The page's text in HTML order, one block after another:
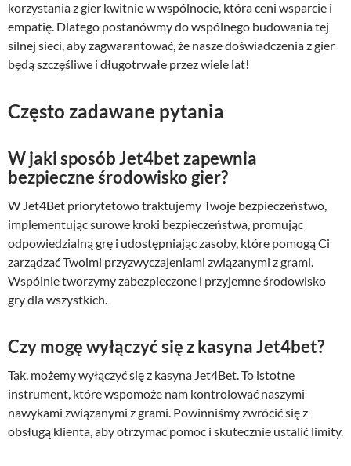
korzystania z gier kwitnie w wspólnocie, która ceni wsparcie i
empatię. Dlatego postanówmy do wspólnego budowania tej
silnej sieci, aby zagwarantować, że nasze doświadczenia z gier
będą szczęśliwe i długotrwałe przez wiele lat!
Często zadawane pytania
W jaki sposób Jet4bet zapewnia
bezpieczne środowisko gier?
W Jet4Bet priorytetowo traktujemy Twoje bezpieczeństwo,
implementując surowe kroki bezpieczeństwa, promując
odpowiedzialną grę i udostępniając zasoby, które pomogą Ci
zarządzać Twoimi przyzwyczajeniami związanymi z grami.
Wspólnie tworzymy zabezpieczone i przyjemne środowisko
gry dla wszystkich.
Czy mogę wyłączyć się z kasyna Jet4bet?
Tak, możemy wyłączyć się z kasyna Jet4Bet. To istotne
instrument, które wspomoże nam kontrolować naszymi
nawykami związanymi z grami. Powinniśmy zwrócić się z
obsługą klienta, aby otrzymać pomoc i skutecznie ustalić limity.